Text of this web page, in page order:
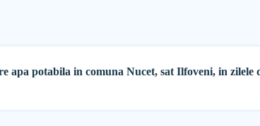
potabila in comuna Nucet, sat Ilfoveni, in zilele